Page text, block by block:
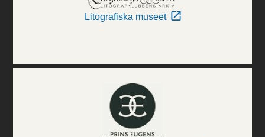
Litografiska museet